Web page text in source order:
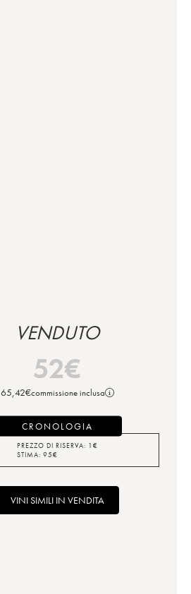
VENDUTO
52€
65,42€commissione inclusa
CRONOLOGIA
PREZZO DI RISERVA: 1 €
STIMA: 95€
VINI SIMILI IN VENDITA